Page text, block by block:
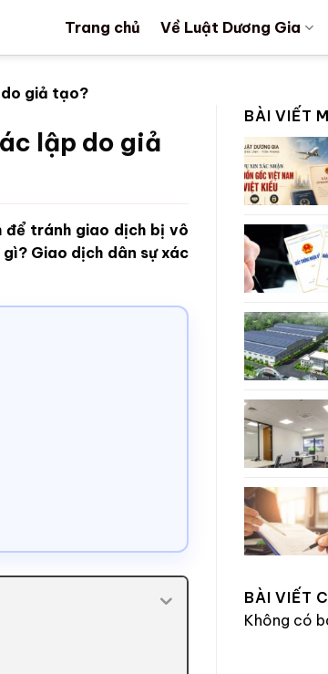
Trang chủ Về Luật Dương Gia
giả tạo?
lập do giả
để tránh giao dịch bị vô
Giao dịch dân sự xác
BÀI VIẾT
BÀI VIẾT
Không có